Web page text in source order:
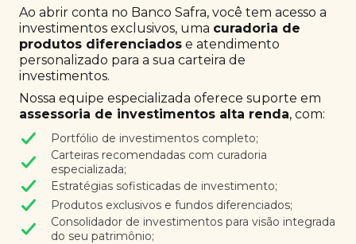
Ao abrir conta no Banco Safra, você tem acesso a
investimentos exclusivos, uma curadoria de
produtos diferenciados e atendimento
personalizado para a sua carteira de
investimentos.
Nossa equipe especializada oferece suporte em
assessoria de investimentos alta renda, com:
Portfólio de investimentos completo;
Carteiras recomendadas com curadoria
especializada;
Estratégias sofisticadas de investimento;
Produtos exclusivos e fundos diferenciados;
Consolidador de investimentos para visão integrada
do seu patrimônio;